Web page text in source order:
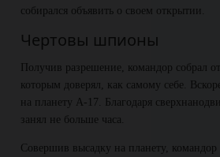
собирался объявить о своем открытии.
Чертовы шпионы
Получив разрешение, командор собрал
которым доверял, как самому себе.
на планету А-17. Благодаря
занял не больше часа.
Совершив высадку на планету,